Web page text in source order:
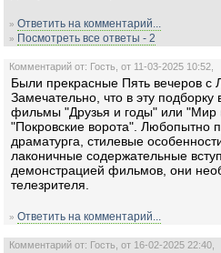
» Ответить на комментарий...
» Посмотреть все ответы - 2
Комментарий от: Гость, от 11-03-2025 10:52,
Были прекрасные Пять вечеров
Замечательно, что в эту
фильмы "Друзья и годы" или "Мир
"Покровские ворота". Любопытно
драматурга, стилевые
лаконичные содержательные
демонстрацией фильмов, они
телезрителя.
» Ответить на комментарий...
Комментарий от: Гость, от 16-02-2025 22:40,